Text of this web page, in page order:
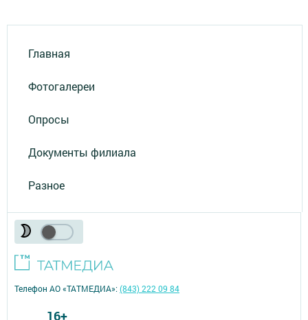
Главная
Фотогалереи
Опросы
Документы филиала
Разное
Телефон АО «ТАТМЕДИА»:(843) 222 09 84
16+